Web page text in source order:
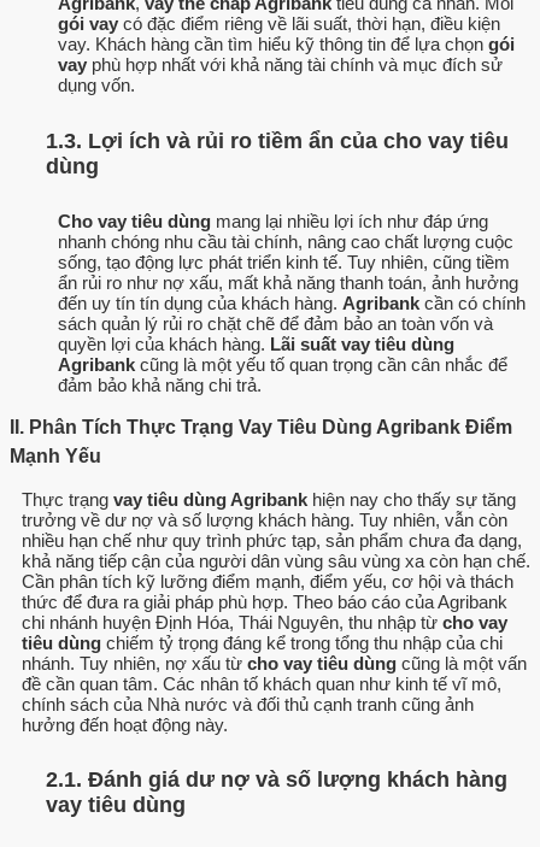
gói vay có đặc điểm riêng về lãi suất, thời hạn, điều kiện
vay. Khách hàng cần tìm hiểu kỹ thông tin để lựa chọn gói
vay phù hợp nhất với khả năng tài chính và mục đích sử
dụng vốn.
1.3. Lợi ích và rủi ro tiềm ẩn của cho vay tiêu
dùng
Cho vay tiêu dùng mang lại nhiều lợi ích như đáp ứng
nhanh chóng nhu cầu tài chính, nâng cao chất lượng cuộc
sống, tạo động lực phát triển kinh tế. Tuy nhiên, cũng tiềm
ẩn rủi ro như nợ xấu, mất khả năng thanh toán, ảnh hưởng
đến uy tín tín dụng của khách hàng. Agribank cần có chính
sách quản lý rủi ro chặt chẽ để đảm bảo an toàn vốn và
quyền lợi của khách hàng. Lãi suất vay tiêu dùng
Agribank cũng là một yếu tố quan trọng cần cân nhắc để
đảm bảo khả năng chi trả.
II. Phân Tích Thực Trạng Vay Tiêu Dùng Agribank Điểm
Mạnh Yếu
Thực trạng vay tiêu dùng Agribank hiện nay cho thấy sự tăng
trưởng về dư nợ và số lượng khách hàng. Tuy nhiên, vẫn còn
nhiều hạn chế như quy trình phức tạp, sản phẩm chưa đa dạng,
khả năng tiếp cận của người dân vùng sâu vùng xa còn hạn chế.
Cần phân tích kỹ lưỡng điểm mạnh, điểm yếu, cơ hội và thách
thức để đưa ra giải pháp phù hợp. Theo báo cáo của Agribank
chi nhánh huyện Định Hóa, Thái Nguyên, thu nhập từ cho vay
tiêu dùng chiếm tỷ trọng đáng kể trong tổng thu nhập của chi
nhánh. Tuy nhiên, nợ xấu từ cho vay tiêu dùng cũng là một vấn
đề cần quan tâm. Các nhân tố khách quan như kinh tế vĩ mô,
chính sách của Nhà nước và đối thủ cạnh tranh cũng ảnh
hưởng đến hoạt động này.
2.1. Đánh giá dư nợ và số lượng khách hàng
vay tiêu dùng